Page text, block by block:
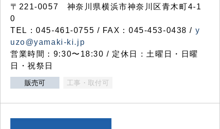
〒221-0057 神奈川県横浜市神奈川区青木町4-1
0
TEL：045-461-0755 / FAX：045-453-0438 / y
uzo@yamaki-ki.jp
営業時間：9:30〜18:30 / 定休日：土曜日・日曜
日・祝祭日
販売可 工事・取付可